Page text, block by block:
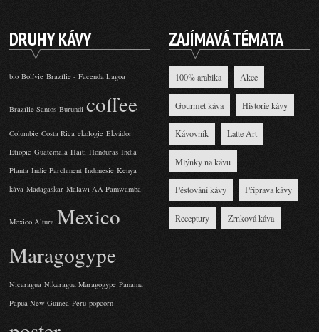
DRUHY KÁVY
bio Bolívie Brazílie - Facenda Lagoa
Brazílie Santos Burundi coffee
Columbie Costa Rica ekologie Ekvádor
Etiopie Guatemala Haiti Honduras India
Planta Indie Parchment Indonesie Kenya
káva Madagaskar Malawi AA Pamwamba
Mexico Altura Mexico
Maragogype
Nicaragua Nikaragua Maragogype Panama
Papua New Guinea Peru popcorn
ZAJÍMAVÁ TÉMATA
100% arabika Akce
Gourmet káva Historie kávy
Kávovník Latte Art
Mlýnky na kávu
Pěstování kávy Příprava kávy
Receptury Zrnková káva